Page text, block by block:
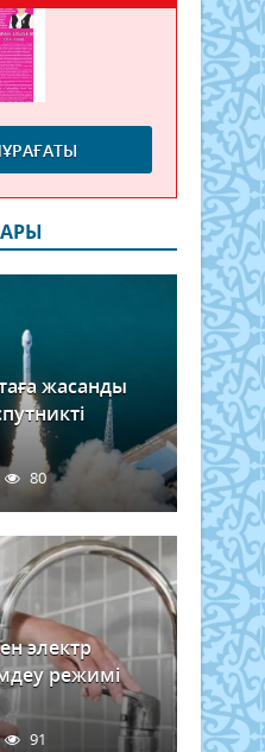
жасанды
80
электр
режимі
91